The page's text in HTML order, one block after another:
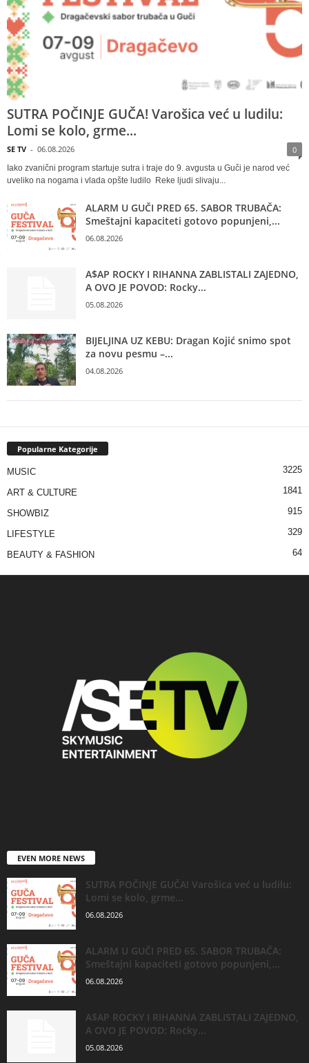
SUTRA POČINJE GUČA! Varošica već u ludilu:
Lomi se kolo, grme...
SE TV - 06.08.2026 0
Iako zvanični program startuje sutra i traje do 9. avgusta u Guči je narod već
uveliko na nogama i vlada opšte ludilo Reke ljudi slivaju...
ALARM U GUČI PRED 65. SABOR TRUBAČA:
Smeštajni kapaciteti gotovo popunjeni,...
06.08.2026
A$AP ROCKY I RIHANNA ZABLISTALI ZAJEDNO,
A OVO JE POVOD: Rocky...
05.08.2026
BIJELJINA UZ KEBU: Dragan Kojić snimo spot
za novu pesmu –...
04.08.2026
Popularne Kategorije
MUSIC 3225
ART & CULTURE 1841
SHOWBIZ 915
LIFESTYLE 329
BEAUTY & FASHION 64
EVEN MORE NEWS
SUTRA POČINJE GUČA! Varošica već u ludilu:
Lomi se kolo, grme...
06.08.2026
ALARM U GUČI PRED 65. SABOR TRUBAČA:
Smeštajni kapaciteti gotovo popunjeni,...
06.08.2026
A$AP ROCKY I RIHANNA ZABLISTALI ZAJEDNO,
A OVO JE POVOD: Rocky...
05.08.2026